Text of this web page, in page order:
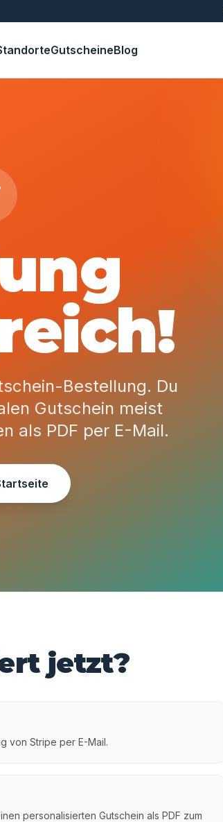
GutscheineBlog
Bestellung. Du
Gutschein meist
als PDF per E-Mail.
jetzt?
von Stripe per E-Mail.
personalisierten Gutschein als PDF zum